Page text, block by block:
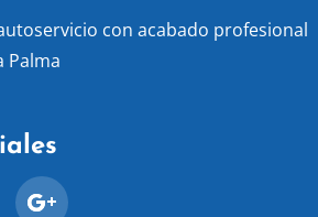
con acabado profesional
Palma